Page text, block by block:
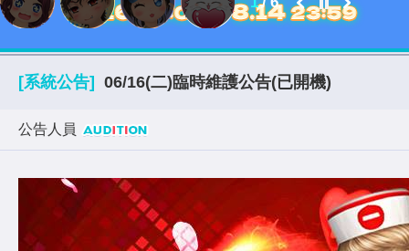
[系統公告] 06/16(二)臨時維護公告(已開機)
公告人員